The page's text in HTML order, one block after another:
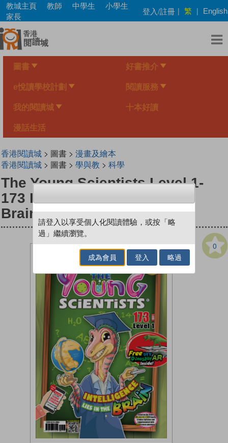
Skip
main
content
教城主頁 教師 中學生
小學生
家長
登入/註冊 | 繁 | English
圖書 好書推介
e悅讀學校計劃 閱讀服務
我的閱讀城 十本好讀
漫話生活
香港閱讀城> 圖書 > 漫畫及繪本
香港閱讀城> 圖書 > 學與教 > 科學
The Young Scientists Level 1-
173 Intelligence Lies In The
Brain
0
請登入以享受個人化閱讀體驗，或按「略
過」繼續瀏覽。
成為會員 登入 略過